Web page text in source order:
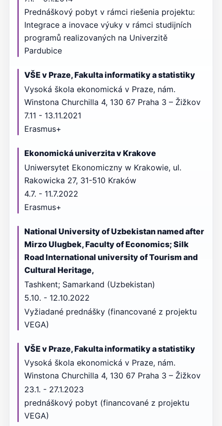
Prednáškový pobyt v rámci riešenia projektu:
Integrace a inovace výuky v rámci studijních
programů realizovaných na Univerzitě
Pardubice
VŠE v Praze, Fakulta informatiky a statistiky
Vysoká škola ekonomická v Praze, nám.
Winstona Churchilla 4, 130 67 Praha 3 – Žižkov
7.11 - 13.11.2021
Erasmus+
Ekonomická univerzita v Krakove
Uniwersytet Ekonomiczny w Krakowie, ul.
Rakowicka 27, 31-510 Kraków
4.7. - 11.7.2022
Erasmus+
National University of Uzbekistan named after
Mirzo Ulugbek, Faculty of Economics; Silk
Road International university of Tourism and
Cultural Heritage,
Tashkent; Samarkand (Uzbekistan)
5.10. - 12.10.2022
Vyžiadané prednášky (financované z projektu
VEGA)
VŠE v Praze, Fakulta informatiky a statistiky
Vysoká škola ekonomická v Praze, nám.
Winstona Churchilla 4, 130 67 Praha 3 – Žižkov
23.1. - 27.1.2023
prednáškový pobyt (financované z projektu
VEGA)